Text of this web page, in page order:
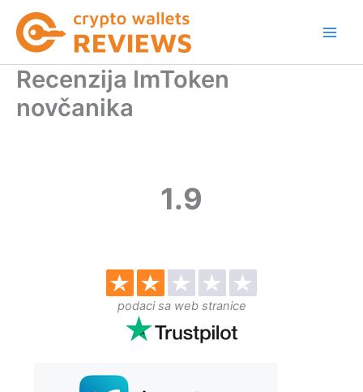
content
Recenzija ImToken
novčanika
1.9
podaci sa web stranice